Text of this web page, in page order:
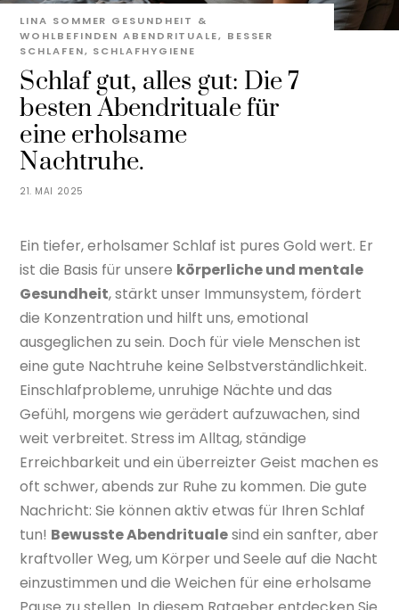
21. MAI 2025
Schlaf gut, alles gut: Die 7
besten Abendrituale für
eine erholsame
Nachtruhe.
LINA SOMMER GESUNDHEIT &
WOHLBEFINDEN ABENDRITUALE, BESSER
SCHLAFEN, SCHLAFHYGIENE
Ein tiefer, erholsamer Schlaf ist pures Gold wert. Er
ist die Basis für unsere körperliche und mentale
Gesundheit, stärkt unser Immunsystem, fördert
die Konzentration und hilft uns, emotional
ausgeglichen zu sein. Doch für viele Menschen ist
eine gute Nachtruhe keine Selbstverständlichkeit.
Einschlafprobleme, unruhige Nächte und das
Gefühl, morgens wie gerädert aufzuwachen, sind
weit verbreitet. Stress im Alltag, ständige
Erreichbarkeit und ein überreizter Geist machen es
oft schwer, abends zur Ruhe zu kommen. Die gute
Nachricht: Sie können aktiv etwas für Ihren Schlaf
tun! Bewusste Abendritualesind ein sanfter, aber
kraftvoller Weg, um Körper und Seele auf die Nacht
einzustimmen und die Weichen für eine erholsame